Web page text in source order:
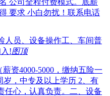
公司全程付费模式。底薪
要求 小白勿扰！联系电话
人员、设备操作工、车间普
!图顶
资4000-5000，缴纳五险一
岁，中专及以上学历 2、有
任心，认真负责。二、设备